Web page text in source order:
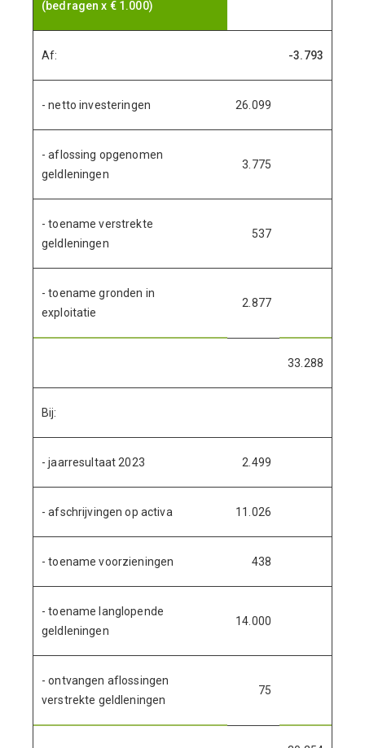
(bedragen x € 1.000)
Af: -3.793
- netto investeringen 26.099
- aflossing opgenomen
geldleningen
3.775
- toename verstrekte
geldleningen
537
- toename gronden in
exploitatie
2.877
33.288
Bij:
- jaarresultaat 2023 2.499
- afschrijvingen op activa 11.026
- toename voorzieningen 438
- toename langlopende
geldleningen
14.000
- ontvangen aflossingen
verstrekte geldleningen
75